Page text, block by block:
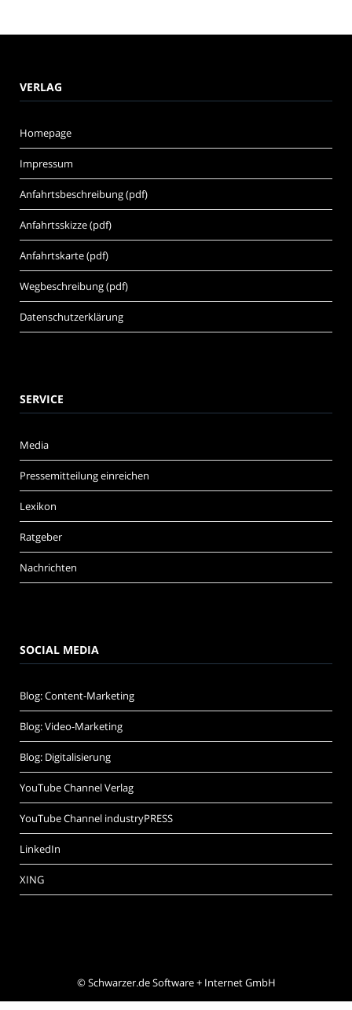
VERLAG
Homepage
Impressum
Anfahrtsbeschreibung (pdf)
Anfahrtsskizze (pdf)
Anfahrtskarte (pdf)
Wegbeschreibung (pdf)
Datenschutzerklärung
SERVICE
Media
Pressemitteilung einreichen
Lexikon
Ratgeber
Nachrichten
SOCIAL MEDIA
Blog: Content-Marketing
Blog: Video-Marketing
Blog: Digitalisierung
YouTube Channel Verlag
YouTube Channel industryPRESS
LinkedIn
XING
©Schwarzer.de Software + Internet GmbH